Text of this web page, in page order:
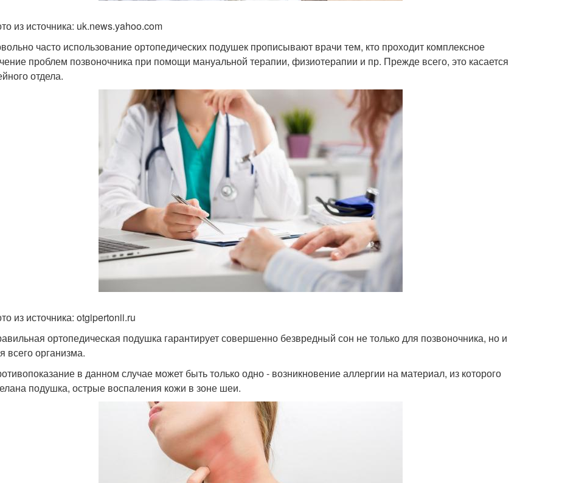
из источника: uk.news.yahoo.com
часто использование ортопедических подушек прописывают врачи тем, кто проходит комплексное
проблем позвоночника при помощи мануальной терапии, физиотерапии и пр. Прежде всего, это касается
отдела.
из источника: otgipertonii.ru
ортопедическая подушка гарантирует совершенно безвредный сон не только для позвоночника, но и
всего организма.
в данном случае может быть только одно - возникновение аллергии на материал, из которого
подушка, острые воспаления кожи в зоне шеи.